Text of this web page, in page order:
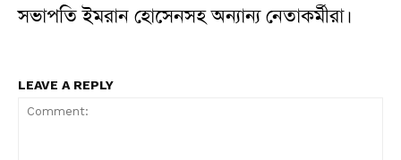
সভাপতি ইমরান হোসেনসহ অন্যান্য নেতাকর্মীরা।
LEAVE A REPLY